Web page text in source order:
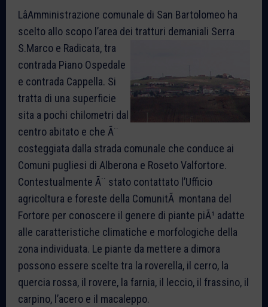
LâAmministrazione comunale di San Bartolomeo ha
scelto allo scopo l’area dei tratturi demaniali Serra
S.Marco e Radicata, tra
contrada Piano Ospedale
e contrada Cappella. Si
tratta di una superficie
sita a pochi chilometri dal
centro abitato e che Ã¨
costeggiata dalla strada comunale che conduce ai
Comuni pugliesi di Alberona e Roseto Valfortore.
Contestualmente Ã¨ stato contattato l’Ufficio
agricoltura e foreste della ComunitÃ montana del
Fortore per conoscere il genere di piante piÃ¹ adatte
alle caratteristiche climatiche e morfologiche della
zona individuata. Le piante da mettere a dimora
possono essere scelte tra la roverella, il cerro, la
quercia rossa, il rovere, la farnia, il leccio, il frassino, il
carpino, l’acero e il macaleppo.